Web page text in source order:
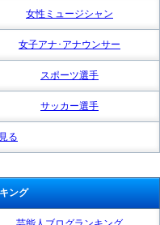
女性ミュージシャン
女子アナ･アナウンサー
スポーツ選手
サッカー選手
る
ング